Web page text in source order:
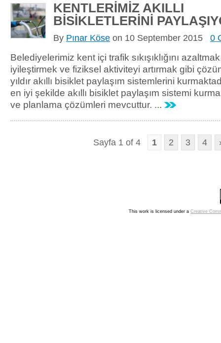
KENTLERİMİZ AKILLI
BİSİKLETLERİNİ
By Pınar Köse on 10 September 2015 0
Belediyelerimiz kent içi trafik sıkışıklığını
iyileştirmek ve fiziksel aktiviteyi artırmak gibi
yıldır akıllı bisiklet paylaşım sistemlerini
en iyi şekilde akıllı bisiklet paylaşım sistemi
ve planlama çözümleri mevcuttur. ...
Sayfa 1 of 4 1 2 3 4
This work is licensed under a Creative